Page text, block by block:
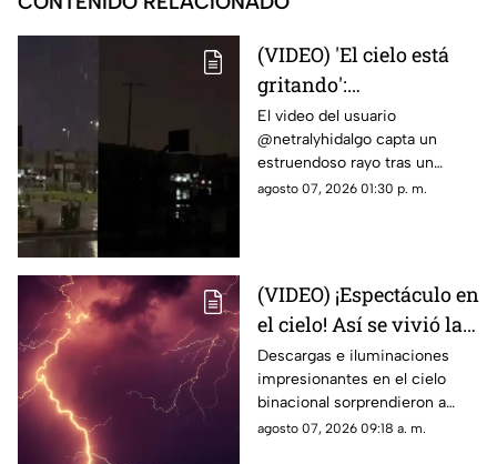
(VIDEO) 'El cielo está
gritando':
Impresionante sonido
durante un trueno en
Ciudad Juárez causa
asombro
El video del usuario
@netralyhidalgo capta un
estruendoso rayo tras un
momento de calma,
agosto 07, 2026 01:30 p. m.
(VIDEO) ¡Espectáculo en
el cielo! Así se vivió la
tormenta eléctrica de
este jueves en Ciudad
Juárez
Descargas e iluminaciones
impresionantes en el cielo
binacional sorprendieron a
residentes de Ciudad Juárez y
agosto 07, 2026 09:18 a. m.